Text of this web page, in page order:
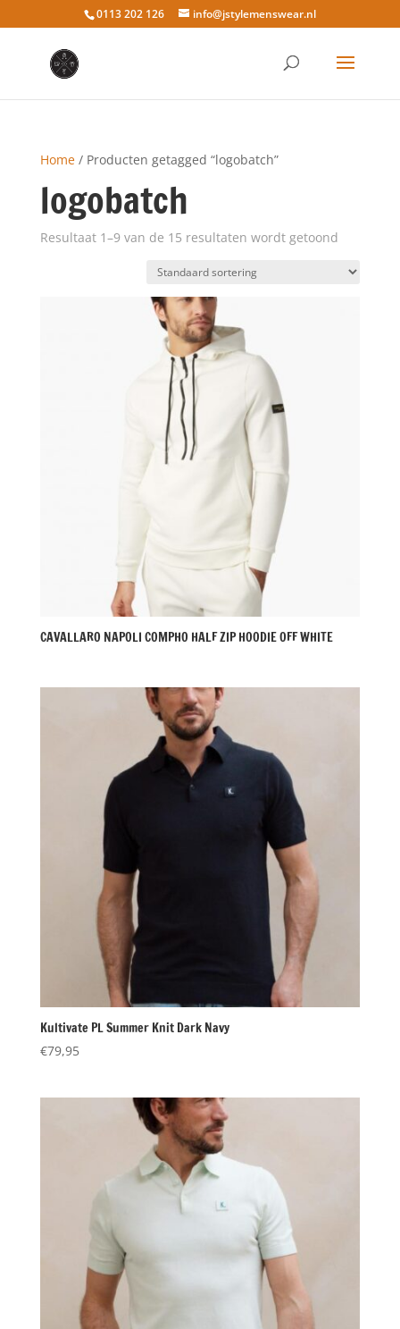
0113 202 126 info@jstylemenswear.nl
Home/ Producten getagged “logobatch”
logobatch
Resultaat 1–9 van de 15 resultaten wordt getoond
CAVALLARO NAPOLI COMPHO HALF ZIP HOODIE OFF WHITE
Kultivate PL Summer Knit Dark Navy
€79,95